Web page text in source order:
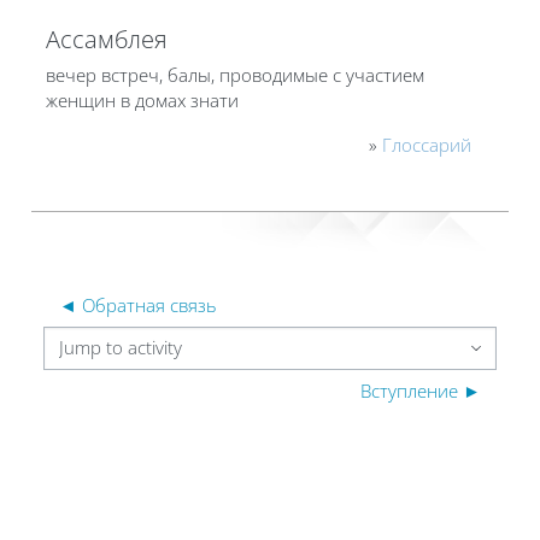
Ассамблея
вечер встреч, балы, проводимые с участием
женщин в домах знати
» Глоссарий
◄ Обратная связь
Jump to activity
Вступление ►